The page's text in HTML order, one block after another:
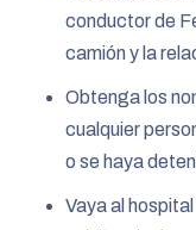
conductor de
camión y la
Obtenga los
cualquier
o se haya
Vaya al